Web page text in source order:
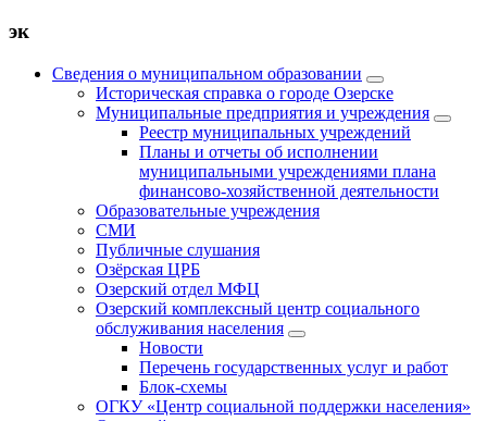
эк
Сведения о муниципальном образовании
Историческая справка о городе Озерске
Муниципальные предприятия и учреждения
Реестр муниципальных учреждений
Планы и отчеты об исполнении
муниципальными учреждениями плана
финансово-хозяйственной деятельности
Образовательные учреждения
СМИ
Публичные слушания
Озёрская ЦРБ
Озерский отдел МФЦ
Озерский комплексный центр социального
обслуживания населения
Новости
Перечень государственных услуг и работ
Блок-схемы
ОГКУ «Центр социальной поддержки населения»